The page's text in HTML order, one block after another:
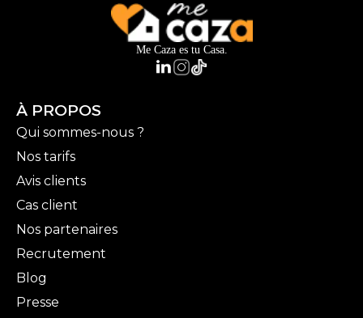
Me Caza es tu Casa.
À PROPOS
Qui sommes-nous ?
Nos tarifs
Avis clients
Cas client
Nos partenaires
Recrutement
Blog
Presse